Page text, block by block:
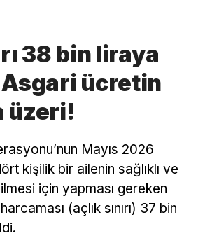
38 bin liraya
Asgari ücretin
üzeri!
Mayıs 2026
kişilik bir ailenin sağlıklı ve
için yapması gereken
(açlık sınırı) 37 bin